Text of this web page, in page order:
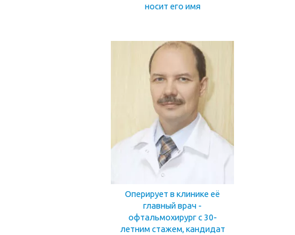
носит его имя
Оперирует в клинике её
главный врач -
офтальмохирург с 30-
летним стажем, кандидат